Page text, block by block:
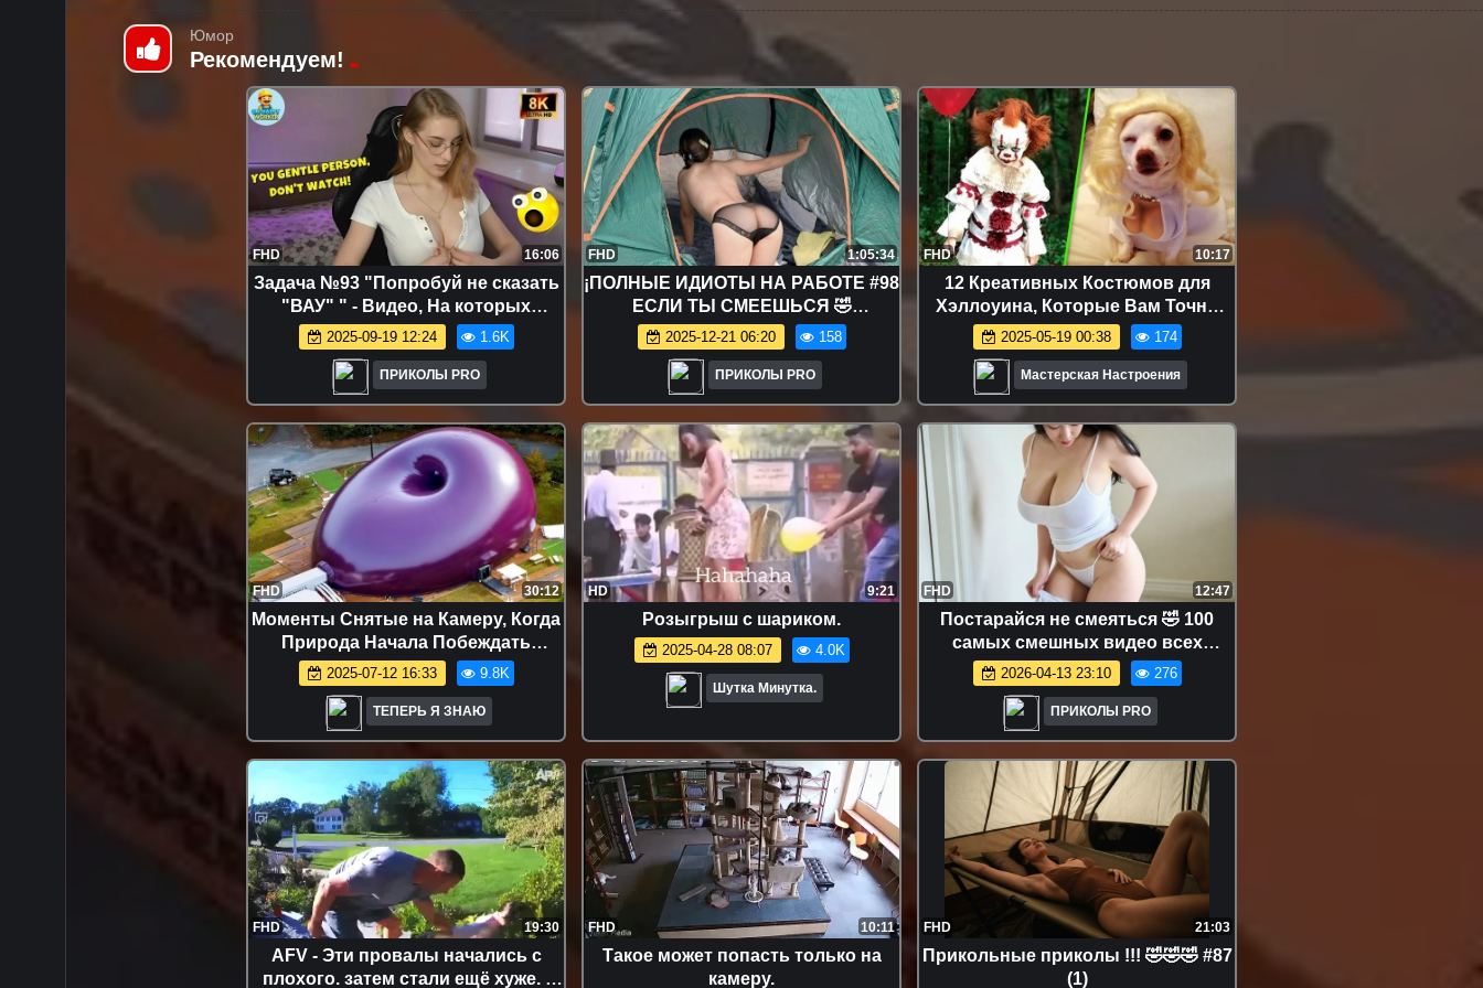
Юмор
Рекомендуем!
FHD 16:06
Задача №93 "Попробуй не сказать
"ВАУ" " - Видео, На которых
Работники Отлично Выполняют
Свою Работу.
2025-09-19 12:24 1.6K
ПРИКОЛЫ PRO
FHD 1:05:34
¡ПОЛНЫЕ ИДИОТЫ НА РАБОТЕ #98
ЕСЛИ ТЫ СМЕЕШЬСЯ 🤣
СМЕЮЩИЕСЯ ВИДЕО 2025 года 😂
2025-12-21 06:20 158
ПРИКОЛЫ PRO
FHD 10:17
12 Креативных Костюмов для
Хэллоуина, Которые Вам Точно
Понравятся - Мастерская
Настроения
2025-05-19 00:38 174
Мастерская Настроения
FHD 30:12
Моменты Снятые на Камеру, Когда
Природа Начала Побеждать
Человечество
2025-07-12 16:33 9.8K
ТЕПЕРЬ Я ЗНАЮ
HD 9:21
Розыгрыш с шариком.
2025-04-28 08:07 4.0K
Шутка Минутка.
FHD 12:47
Постарайся не смеяться 🤣 100
самых смешных видео всех
времен 😂 Сборник смешных
видео 2026 #26
2026-04-13 23:10 276
ПРИКОЛЫ PRO
FHD 19:30
AFV - Эти провалы начались с
плохого. затем стали ещё хуже. |
FHD 10:11
Такое может попасть только на
камеру.
FHD 21:03
Прикольные приколы !!! 🤣🤣🤣 #87
(1)